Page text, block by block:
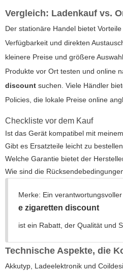
Vergleich: Ladenkauf vs.
Der stationäre Handel bietet
Verfügbarkeit und direkten
kleinere Preise und größere
Produkte vor Ort testen und online
discount suchen. Viele Händler
Policies, die lokale Preise online
Checkliste vor dem Kauf
Ist das Gerät kompatibel mit
Gibt es Ersatzteile leicht zu
Welche Garantie bietet der
Wie sind die
Merke: Ein verantwortungsvoller
e zigaretten discount
ist ein Rabatt, der Qualität und
Technische Aspekte, die
Akkutyp, Ladeelektronik und